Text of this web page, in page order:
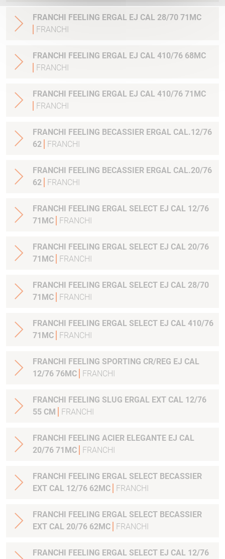
FRANCHI FEELING ERGAL EJ CAL 28/70 71MC
FRANCHI
FRANCHI FEELING ERGAL EJ CAL 410/76 68MC
FRANCHI
FRANCHI FEELING ERGAL EJ CAL 410/76 71MC
FRANCHI
FRANCHI FEELING BECASSIER ERGAL CAL.12/76
62
FRANCHI
FRANCHI FEELING BECASSIER ERGAL CAL.20/76
62
FRANCHI
FRANCHI FEELING ERGAL SELECT EJ CAL 12/76
71MC
FRANCHI
FRANCHI FEELING ERGAL SELECT EJ CAL 20/76
71MC
FRANCHI
FRANCHI FEELING ERGAL SELECT EJ CAL 28/70
71MC
FRANCHI
FRANCHI FEELING ERGAL SELECT EJ CAL 410/76
71MC
FRANCHI
FRANCHI FEELING SPORTING CR/REG EJ CAL
12/76 76MC
FRANCHI
FRANCHI FEELING SLUG ERGAL EXT CAL 12/76
55 CM
FRANCHI
FRANCHI FEELING ACIER ELEGANTE EJ CAL
20/76 71MC
FRANCHI
FRANCHI FEELING ERGAL SELECT BECASSIER
EXT CAL 12/76 62MC
FRANCHI
FRANCHI FEELING ERGAL SELECT BECASSIER
EXT CAL 20/76 62MC
FRANCHI
FRANCHI FEELING ERGAL SELECT EJ CAL 12/76